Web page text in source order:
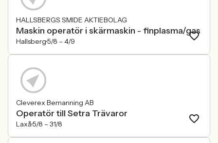
HALLSBERGS SMIDE AKTIEBOLAG
Maskin operatör i skärmaskin - finplasma/gas
Hallsberg5/8 – 4/9
Cleverex Bemanning AB
Operatör till Setra Trävaror
Laxå5/8 – 31/8